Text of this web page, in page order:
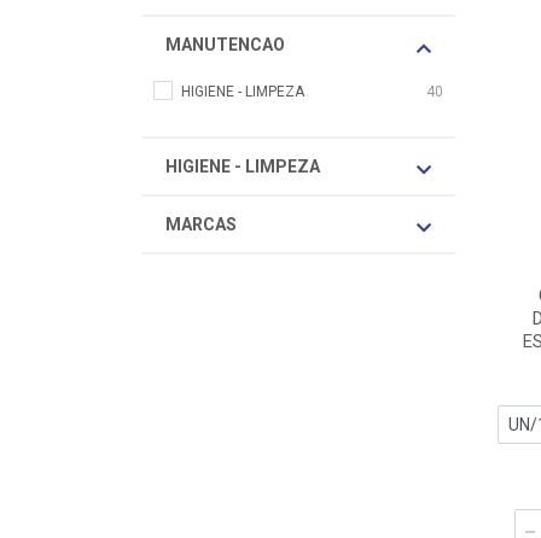
MANUTENCAO
HIGIENE - LIMPEZA 40
HIGIENE - LIMPEZA
MARCAS